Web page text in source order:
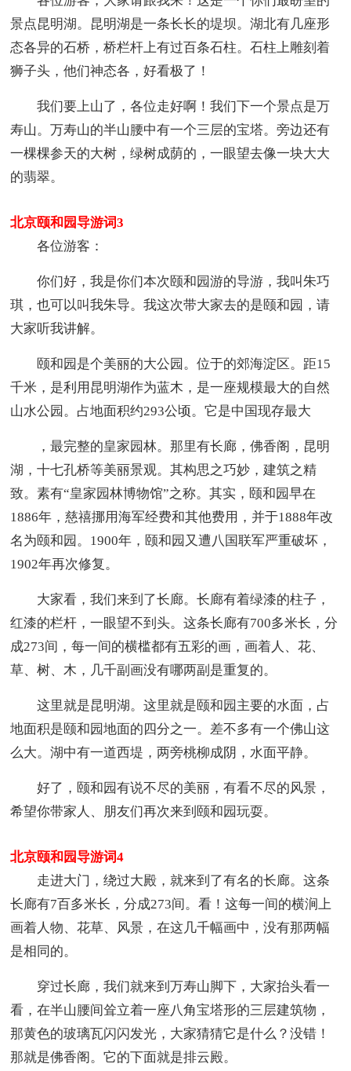
景点昆明湖。昆明湖是一条长长的堤坝。湖北有几座形
态各异的石桥，桥栏杆上有过百条石柱。石柱上雕刻着
狮子头，他们神态各，好看极了！
我们要上山了，各位走好啊！我们下一个景点是万
寿山。万寿山的半山腰中有一个三层的宝塔。旁边还有
一棵棵参天的大树，绿树成荫的，一眼望去像一块大大
的翡翠。
北京颐和园导游词3
各位游客：
你们好，我是你们本次颐和园游的导游，我叫朱巧
琪，也可以叫我朱导。我这次带大家去的是颐和园，请
大家听我讲解。
颐和园是个美丽的大公园。位于的郊海淀区。距15
千米，是利用昆明湖作为蓝木，是一座规模最大的自然
山水公园。占地面积约293公顷。它是中国现存最大
，最完整的皇家园林。那里有长廊，佛香阁，昆明
湖，十七孔桥等美丽景观。其构思之巧妙，建筑之精
致。素有“皇家园林博物馆”之称。其实，颐和园早在
1886年，慈禧挪用海军经费和其他费用，并于1888年改
名为颐和园。1900年，颐和园又遭八国联军严重破坏，
1902年再次修复。
大家看，我们来到了长廊。长廊有着绿漆的柱子，
红漆的栏杆，一眼望不到头。这条长廊有700多米长，分
成273间，每一间的横槛都有五彩的画，画着人、花、
草、树、木，几千副画没有哪两副是重复的。
这里就是昆明湖。这里就是颐和园主要的水面，占
地面积是颐和园地面的四分之一。差不多有一个佛山这
么大。湖中有一道西堤，两旁桃柳成阴，水面平静。
好了，颐和园有说不尽的美丽，有看不尽的风景，
希望你带家人、朋友们再次来到颐和园玩耍。
北京颐和园导游词4
走进大门，绕过大殿，就来到了有名的长廊。这条
长廊有7百多米长，分成273间。看！这每一间的横涧上
画着人物、花草、风景，在这几千幅画中，没有那两幅
是相同的。
穿过长廊，我们就来到万寿山脚下，大家抬头看一
看，在半山腰间耸立着一座八角宝塔形的三层建筑物，
那黄色的玻璃瓦闪闪发光，大家猜猜它是什么？没错！
那就是佛香阁。它的下面就是排云殿。